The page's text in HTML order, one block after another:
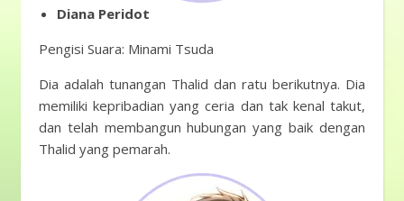
Diana Peridot
Pengisi Suara: Minami Tsuda
Dia adalah tunangan Thalid dan ratu berikutnya. Dia
memiliki kepribadian yang ceria dan tak kenal takut,
dan telah membangun hubungan yang baik dengan
Thalid yang pemarah.